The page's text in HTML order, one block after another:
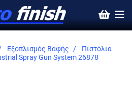
Εξοπλισμός Βαφής
Πιστόλια
Spray Gun System 26878